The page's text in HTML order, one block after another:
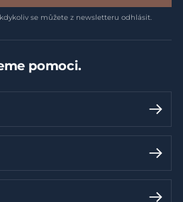
se můžete z newsletteru odhlásit.
pomoci.